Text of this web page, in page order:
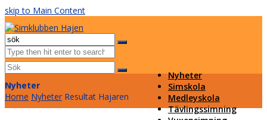
skip to Main Content
Facebook
Instagram
Email
Open
Mobile
Menu
Nyheter
Simskola
Medleyskola
Tävlingssimning
Sök
Submit
Nyheter
Home Nyheter Resultat Hajaren